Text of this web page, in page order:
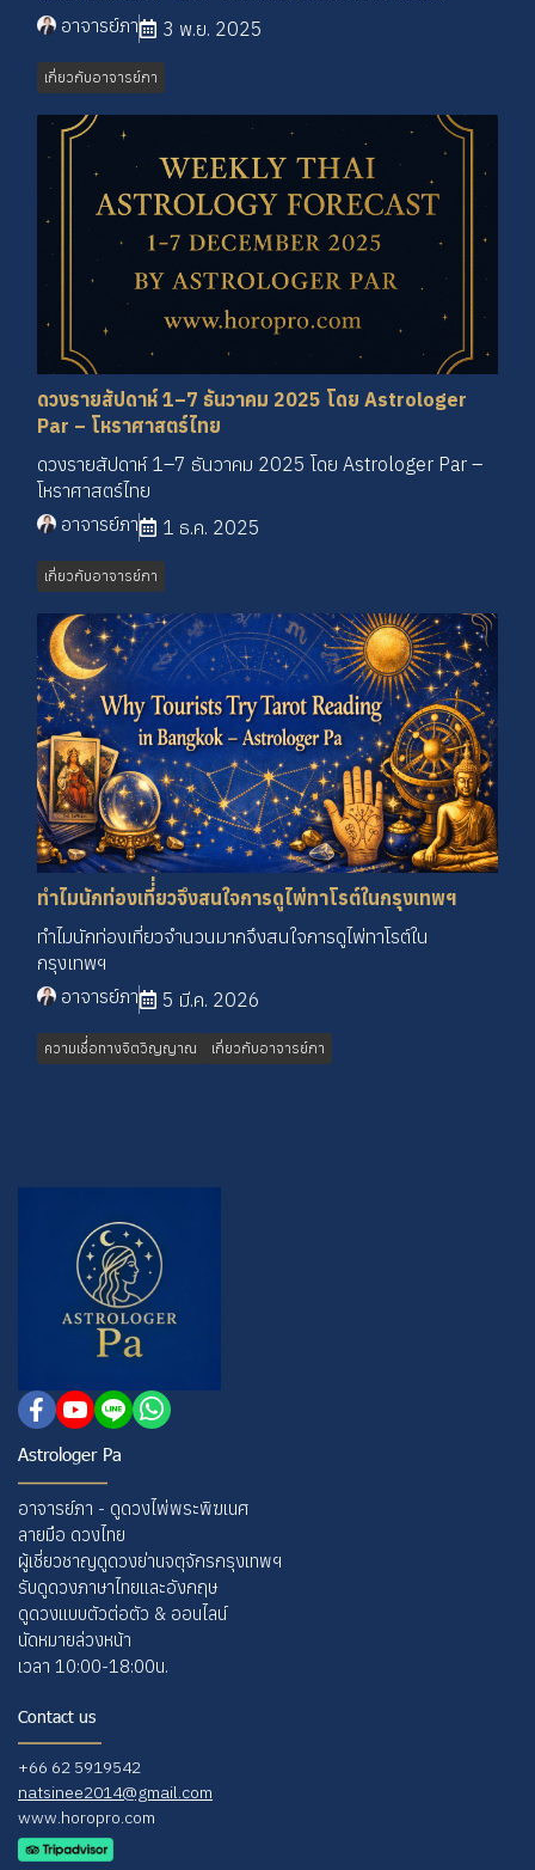
อาจารย์ภา
3 พ.ย. 2025
เกี่ยวกับอาจารย์ภา
ดวงรายสัปดาห์ 1–7 ธันวาคม 2025 โดย Astrologer
Par – โหราศาสตร์ไทย
ดวงรายสัปดาห์ 1–7 ธันวาคม 2025 โดย Astrologer Par –
โหราศาสตร์ไทย
อาจารย์ภา
1 ธ.ค. 2025
เกี่ยวกับอาจารย์ภา
ทำไมนักท่องเที่่ยวจึงสนใจการดูไพ่ทาโรต์ในกรุงเทพฯ
ทำไมนักท่องเที่ยวจำนวนมากจึงสนใจการดูไพ่ทาโรต์ใน
กรุงเทพฯ
อาจารย์ภา
5 มี.ค. 2026
ความเชื่่อทางจิตวิญญาณ เกี่ยวกับอาจารย์ภา
Astrologer Pa
อาจารย์ภา - ดูดวงไพ่พระพิฆเนศ
ลายมือ ดวงไทย
ผู้เชี่ยวชาญดูดวงย่านจตุจักรกรุงเทพฯ
รับดูดวงภาษาไทยและอังกฤษ
ดูดวงแบบตัวต่อตัว & ออนไลน์
นัดหมายล่วงหน้า
เวลา 10:00-18:00น.
Contact us
+66 62 5919542
natsinee2014@gmail.com
www.horopro.com